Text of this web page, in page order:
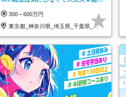
300～600万円
東京都_神奈川県_埼玉県_千葉県_大
阪府…